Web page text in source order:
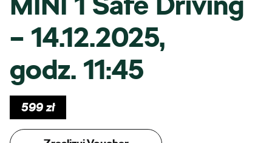
– 14.12.2025,
godz. 11:45
599zł